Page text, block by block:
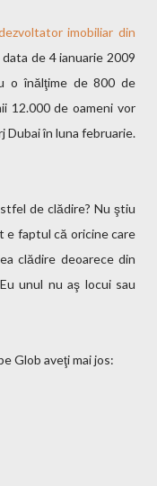
imobiliar din
de 4 ianuarie 2009
o înălţime de 800 de
12.000 de oameni vor
Dubai în luna februarie.
de clădire? Nu ştiu
e faptul că oricine care
clădire deoarece din
unul nu aş locui sau
Glob aveţi mai jos: